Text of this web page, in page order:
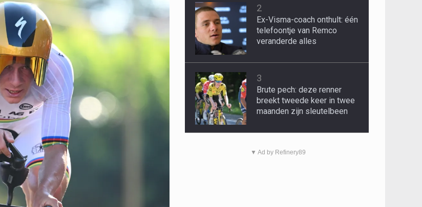
2
Ex-Visma-coach onthult: één
telefoontje van Remco
veranderde alles
3
Brute pech: deze renner
breekt tweede keer in twee
maanden zijn sleutelbeen
▼ Ad by Refinery89